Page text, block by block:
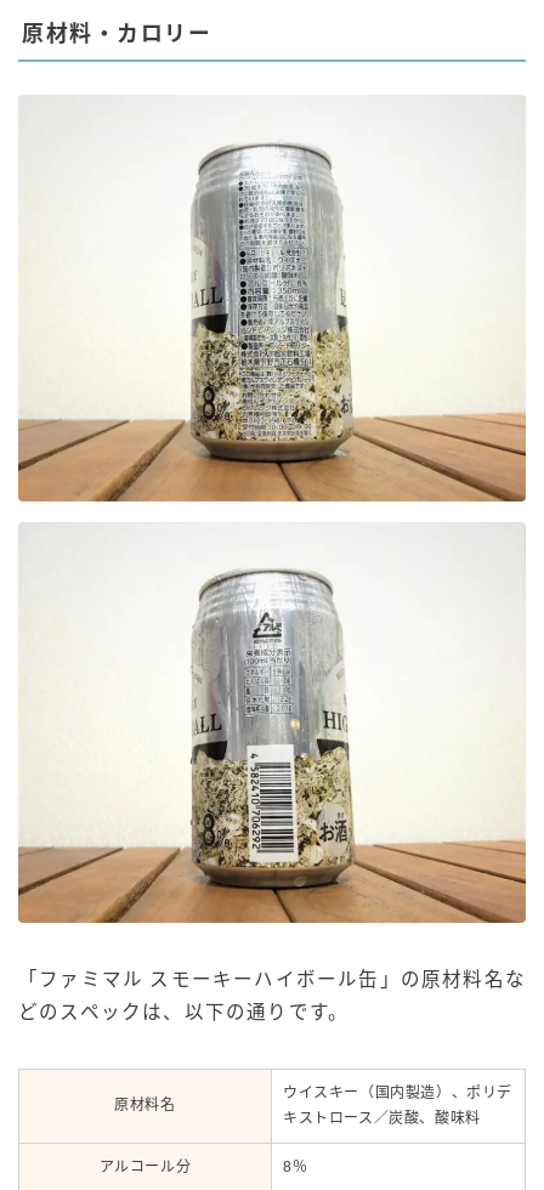
原材料・カロリー
「ファミマル スモーキーハイボール缶」の原材料名な
どのスペックは、以下の通りです。
原材料名
ウイスキー（国内製造）、ポリデ
キストロース／炭酸、酸味料
アルコール分 8％